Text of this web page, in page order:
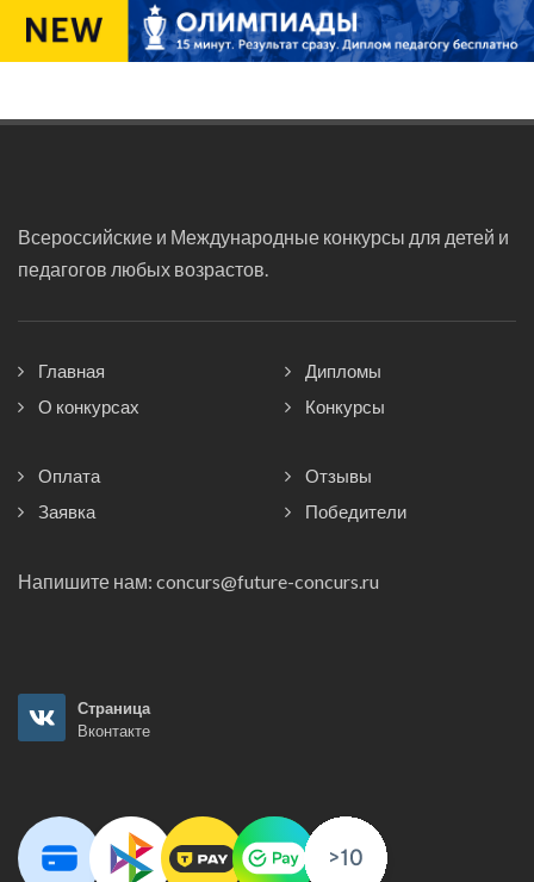
Всероссийские и Международные конкурсы для детей и
педагогов любых возрастов.
Главная
О конкурсах
Дипломы
Конкурсы
Оплата
Заявка
Отзывы
Победители
Напишите нам: concurs@future-concurs.ru
Страница
Вконтакте